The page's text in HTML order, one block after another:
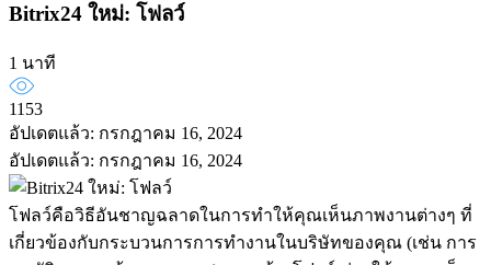
Bitrix24 ใหม่: โฟลว์
1 นาที
1153
อัปเดตแล้ว: กรกฎาคม 16, 2024
อัปเดตแล้ว: กรกฎาคม 16, 2024
โฟลว์คือวิธีอันชาญฉลาดในการทำให้คุณเห็นภาพงานต่างๆ ที่
เกี่ยวข้องกับกระบวนการการทำงานในบริษัทของคุณ (เช่น การ